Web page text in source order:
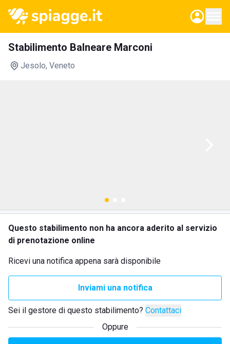
Stabilimento Balneare Marconi
Jesolo, Veneto
Questo stabilimento non ha ancora aderito al servizio
di prenotazione online
Ricevi una notifica appena sarà disponibile
Inviami una notifica
Sei il gestore di questo stabilimento? Contattaci
Oppure